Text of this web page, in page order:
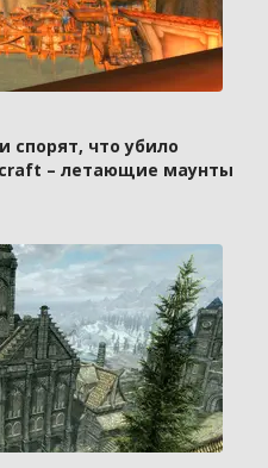
спорят, что убило
– летающие маунты